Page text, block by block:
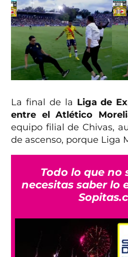
La final de la Liga de
entre el Atlético
equipo filial de Chivas,
de ascenso, porque Liga
Todo lo que no
necesitas saber lo